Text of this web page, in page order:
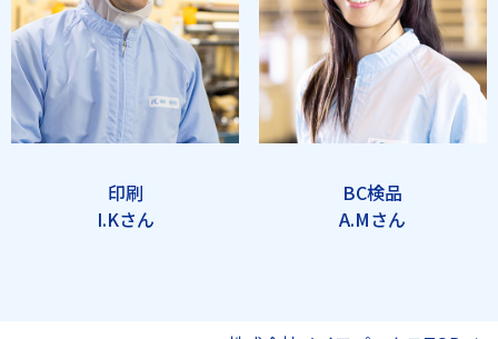
印刷
I.Kさん
BC検品
A.Mさん